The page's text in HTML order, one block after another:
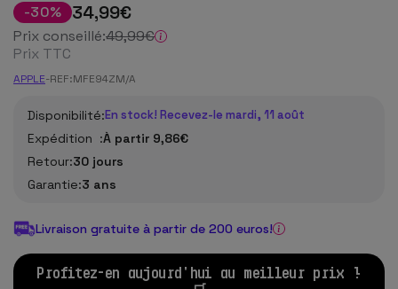
-30% 34,99€
Prix conseillé:49,99€
Prix TTC
APPLE-REF:MFE94ZM/A
Disponibilité:En stock! Recevez-le mardi, 11 août
Expédition :À partir 9,86€
Retour:30 jours
Garantie:3 ans
Livraison gratuite à partir de 200 euros!
Profitez-en aujourd'hui au meilleur prix !